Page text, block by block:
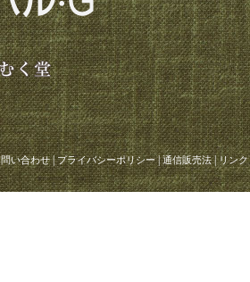
い合わせ|プライバシーポリシー|通信販売法|リンク